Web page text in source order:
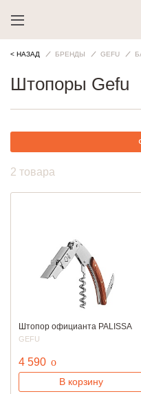
< НАЗАД БРЕНДЫ GEFU
Штопоры Gefu
2 товара
Штопор официанта PALISSA
GEFU
4 590 руб.
o
В корзину